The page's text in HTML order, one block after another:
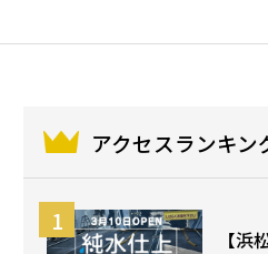
アクセスランキン
【浜